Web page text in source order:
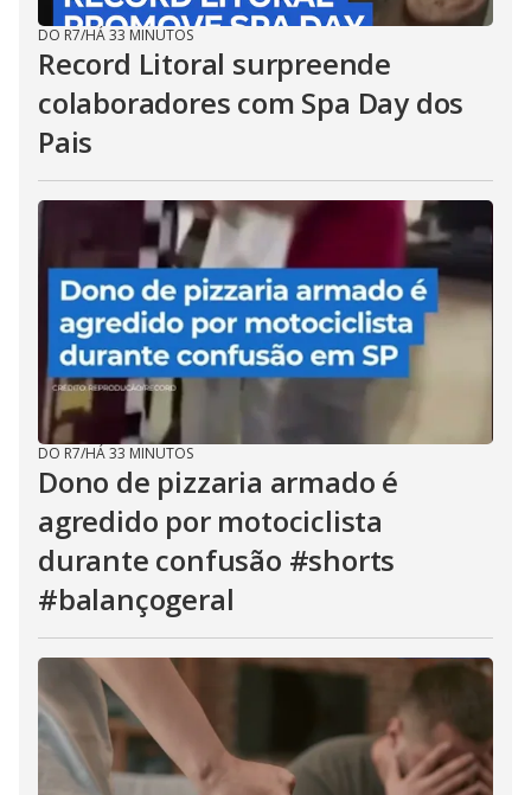
DO R7/HÁ 33 MINUTOS
Record Litoral surpreende
colaboradores com Spa Day dos
Pais
DO R7/HÁ 33 MINUTOS
Dono de pizzaria armado é
agredido por motociclista
durante confusão #shorts
#balançogeral